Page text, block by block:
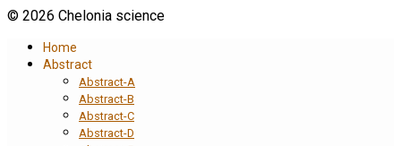
© 2026 Chelonia science
Home
Abstract
Abstract-A
Abstract-B
Abstract-C
Abstract-D